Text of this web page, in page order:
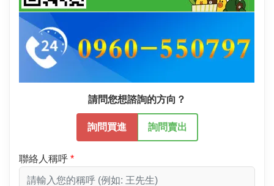
請問您想諮詢的方向？
詢問買進 詢問賣出
聯絡人稱呼